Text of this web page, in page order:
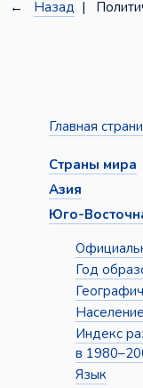
← Назад |
Главная
Страны мира
Азия
Юго-
Год
Население
Индекс
в
Язык